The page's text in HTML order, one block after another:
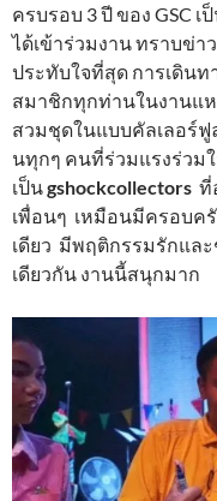
ครบรอบ 3 ปี ของ GSC
ได้เข้าร่วมงาน ทราบข่า
ประทับใจที่สุด การเดิน
สมาชิกทุกท่านในงานแห
สวมชุดในแบบคัลเลอร์
นทุกๆ คนที่ร่วมแรงร่วม
เป็นgshockcollectors ที่
เพื่อนๆ เหมือนมีครอบค
เดียว มีพฤติกรรมรักแล
เดียวกัน งานนี้สนุกมาก